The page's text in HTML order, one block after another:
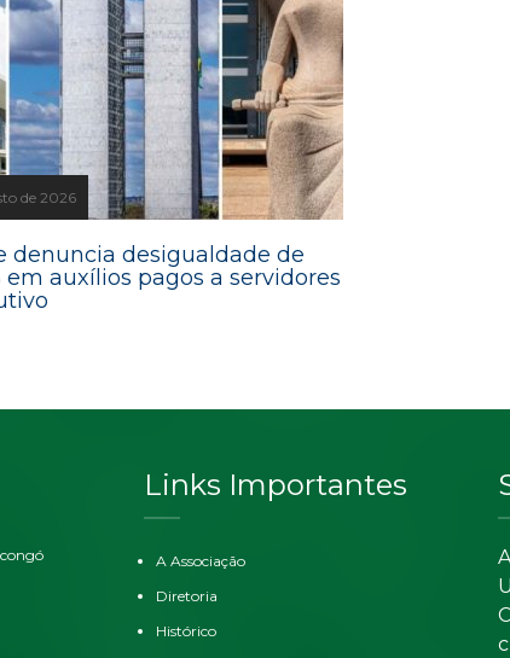
de 2026
denuncia desigualdade de
em auxílios pagos a servidores
Links Importantes
A Associação
Diretoria
Histórico